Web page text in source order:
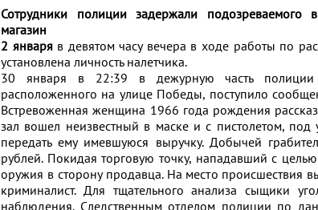
Сотрудники полиции задержали
магазин
2 январяв девятом часу вечера в ходе работы по
установлена личность налетчика.
30 января в 22:39 в дежурную часть полиции
расположенного на улице Победы, поступило
Встревоженная женщина 1966 года рождения
зал вошел неизвестный в маске и с пистолетом, под
передать ему имевшуюся выручку. Добычей
рублей. Покидая торговую точку, нападавший с
оружия в сторону продавца. На место происшествия
криминалист. Для тщательного анализа сыщики
наблюдения. Следственным отделом полиции по